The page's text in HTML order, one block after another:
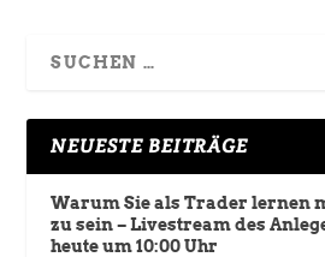
NEUESTE BEITRÄGE
Warum Sie als Trader lernen
zu sein – Livestream des
heute um 10:00 Uhr